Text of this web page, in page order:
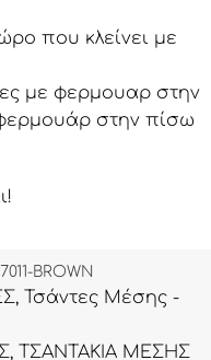
που κλείνει με
με φερμουαρ στην
στην πίσω
7011-BROWN
, Τσάντες Μέσης -
, ΤΣΑΝΤΑΚΙΑ ΜΕΣΗΣ